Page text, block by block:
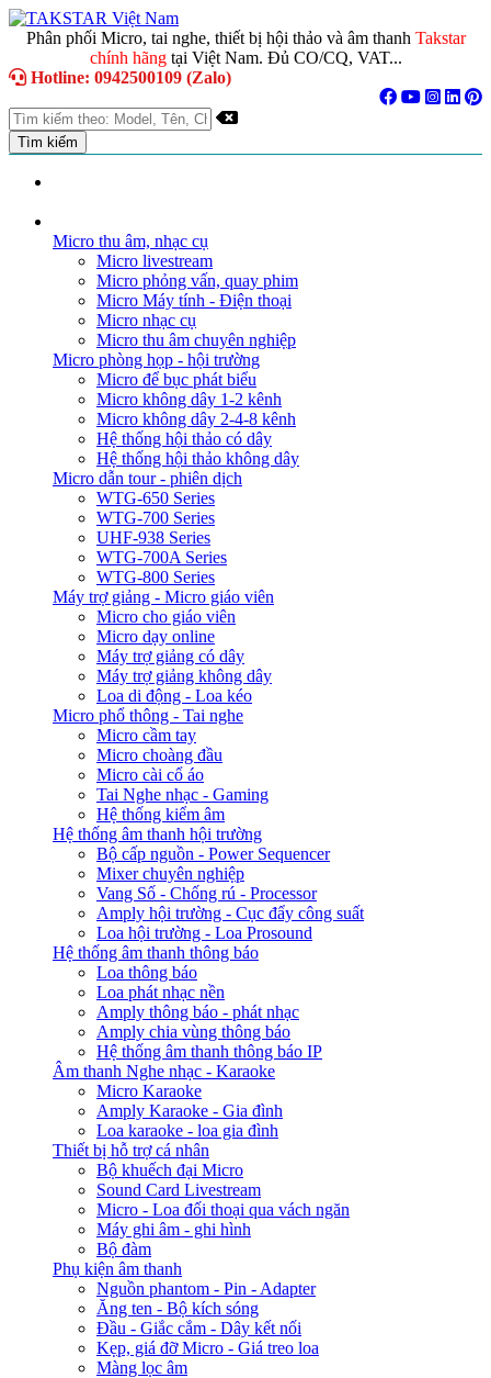
Phân phối Micro, tai nghe, thiết bị hội thảo và âm thanh Takstar
chính hãng tại Việt Nam. Đủ CO/CQ, VAT...
Hotline: 0942500109 (Zalo)
Micro thu âm, nhạc cụ
Micro livestream
Micro phỏng vấn, quay phim
Micro Máy tính - Điện thoại
Micro nhạc cụ
Micro thu âm chuyên nghiệp
Micro phòng họp - hội trường
Micro để bục phát biểu
Micro không dây 1-2 kênh
Micro không dây 2-4-8 kênh
Hệ thống hội thảo có dây
Hệ thống hội thảo không dây
Micro dẫn tour - phiên dịch
WTG-650 Series
WTG-700 Series
UHF-938 Series
WTG-700A Series
WTG-800 Series
Máy trợ giảng - Micro giáo viên
Micro cho giáo viên
Micro dạy online
Máy trợ giảng có dây
Máy trợ giảng không dây
Loa di động - Loa kéo
Micro phổ thông - Tai nghe
Micro cầm tay
Micro choàng đầu
Micro cài cổ áo
Tai Nghe nhạc - Gaming
Hệ thống kiểm âm
Hệ thống âm thanh hội trường
Bộ cấp nguồn - Power Sequencer
Mixer chuyên nghiệp
Vang Số - Chống rú - Processor
Amply hội trường - Cục đẩy công suất
Loa hội trường - Loa Prosound
Hệ thống âm thanh thông báo
Loa thông báo
Loa phát nhạc nền
Amply thông báo - phát nhạc
Amply chia vùng thông báo
Hệ thống âm thanh thông báo IP
Âm thanh Nghe nhạc - Karaoke
Micro Karaoke
Amply Karaoke - Gia đình
Loa karaoke - loa gia đình
Thiết bị hỗ trợ cá nhân
Bộ khuếch đại Micro
Sound Card Livestream
Micro - Loa đối thoại qua vách ngăn
Máy ghi âm - ghi hình
Bộ đàm
Phụ kiện âm thanh
Nguồn phantom - Pin - Adapter
Ăng ten - Bộ kích sóng
Đầu - Giắc cắm - Dây kết nối
Kẹp, giá đỡ Micro - Giá treo loa
Màng lọc âm